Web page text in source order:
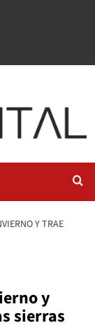
Y TRAE
y
sierras